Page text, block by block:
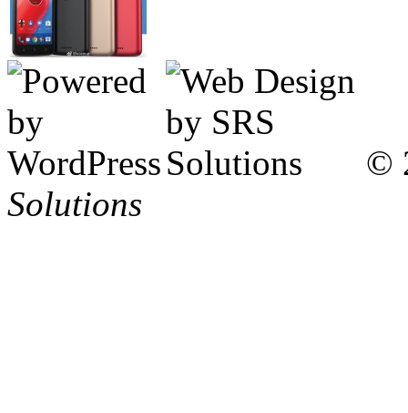
©
Solutions